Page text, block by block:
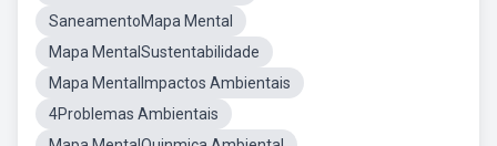
SaneamentoMapa Mental
Mapa MentalSustentabilidade
Mapa MentalImpactos Ambientais
4Problemas Ambientais